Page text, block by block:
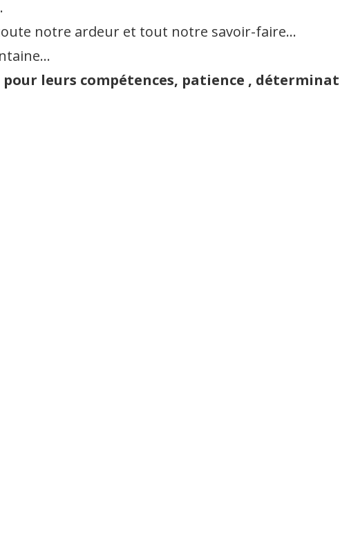
notre ardeur et tout notre savoir-faire…
pour leurs compétences, patience ,